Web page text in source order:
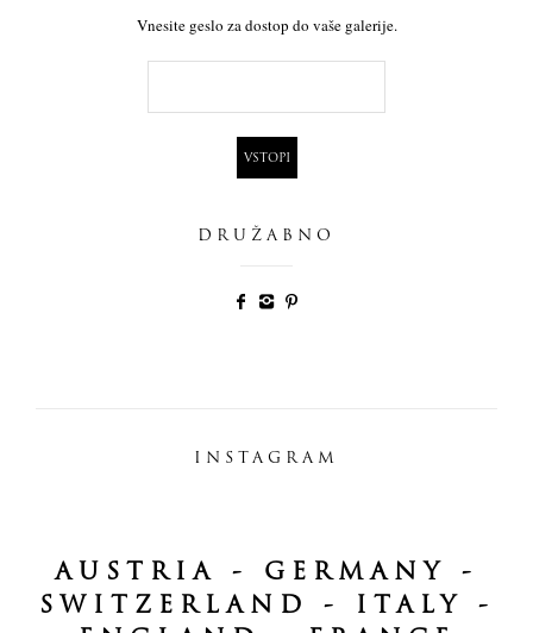
Vnesite geslo za dostop do vaše galerije.
DRUŽABNO
INSTAGRAM
AUSTRIA - GERMANY -
SWITZERLAND - ITALY -